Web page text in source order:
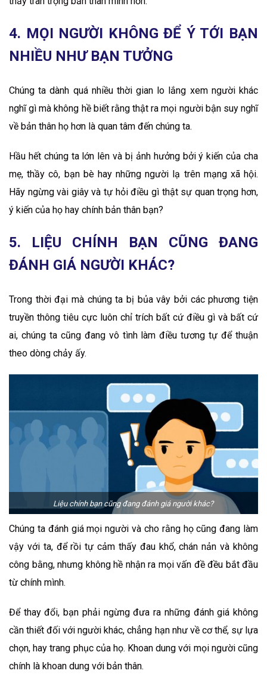
4. MỌI NGƯỜI KHÔNG ĐỂ Ý TỚI BẠN
NHIỀU NHƯ BẠN TƯỞNG
Chúng ta dành quá nhiều thời gian lo lắng xem người khác
nghĩ gì mà không hề biết rằng thật ra mọi người bận suy nghĩ
về bản thân họ hơn là quan tâm đến chúng ta.
Hầu hết chúng ta lớn lên và bị ảnh hưởng bởi ý kiến của cha
mẹ, thầy cô, bạn bè hay những người lạ trên mạng xã hội.
Hãy ngừng vài giây và tự hỏi điều gì thật sự quan trọng hơn,
ý kiến của họ hay chính bản thân bạn?
5. LIỆU CHÍNH BẠN CŨNG ĐANG
ĐÁNH GIÁ NGƯỜI KHÁC?
Trong thời đại mà chúng ta bị bủa vây bởi các phương tiện
truyền thông tiêu cực luôn chỉ trích bất cứ điều gì và bất cứ
ai, chúng ta cũng đang vô tình làm điều tương tự để thuận
theo dòng chảy ấy.
Liệu chính bạn cũng đang đánh giá người khác?
Chúng ta đánh giá mọi người và cho rằng họ cũng đang làm
vậy với ta, để rồi tự cảm thấy đau khổ, chán nản và không
công bằng, nhưng không hề nhận ra mọi vấn đề đều bắt đầu
từ chính mình.
Để thay đổi, bạn phải ngừng đưa ra những đánh giá không
cần thiết đối với người khác, chẳng hạn như về cơ thể, sự lựa
chọn, hay trang phục của họ. Khoan dung với mọi người cũng
chính là khoan dung với bản thân.